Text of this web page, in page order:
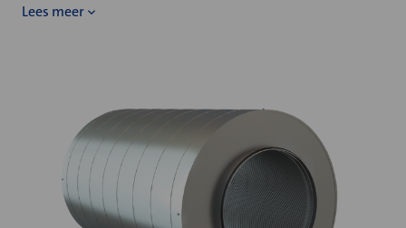
Lees meer